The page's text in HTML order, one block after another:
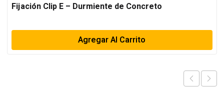
Fijación Clip E – Durmiente de Concreto
Agregar Al Carrito